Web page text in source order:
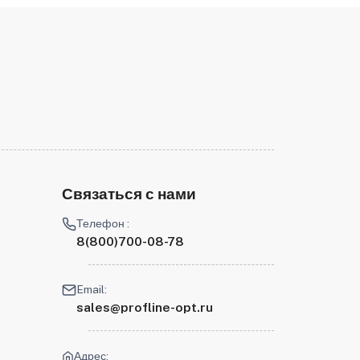
Связаться с нами
Телефон :
8(800)700-08-78
Email:
sales@profline-opt.ru
Адрес: